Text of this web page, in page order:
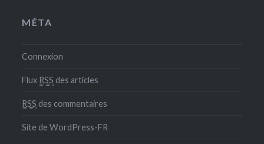
MÉTA
Connexion
Flux RSS des articles
RSS des commentaires
Site de WordPress-FR